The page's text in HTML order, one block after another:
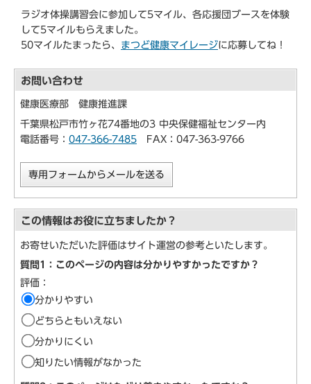
ラジオ体操講習会に参加して5マイル、各応援団ブースを体験
して5マイルもらえました。
50マイルたまったら、 まつど健康マイレージに応募してね！
お問い合わせ
健康医療部 健康推進課
千葉県松戸市竹ヶ花74番地の3 中央保健福祉センター内
電話番号： 047-366-7485 FAX：047-363-9766
専用フォームからメールを送る
この情報はお役に立ちましたか？
お寄せいただいた評価はサイト運営の参考といたします。
質問1：このページの内容は分かりやすかったですか？
評価：
分かりやすい
どちらともいえない
分かりにくい
知りたい情報がなかった